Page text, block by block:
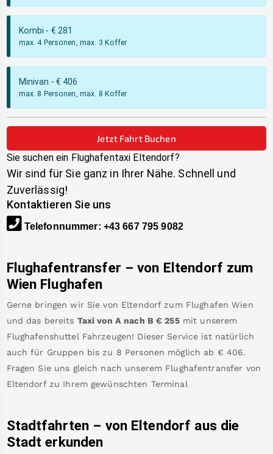
Kombi - € 281
max. 4 Personen, max. 3 Koffer
Minivan - € 406
max. 8 Personen, max. 8 Koffer
Jetzt Fahrt Buchen
Sie suchen ein Flughafentaxi Eltendorf?
Wir sind für Sie ganz in Ihrer Nähe. Schnell und
Zuverlässig!
Kontaktieren Sie uns
Telefonnummer: +43 667 795 9082
Flughafentransfer – von Eltendorf zum
Wien Flughafen
Gerne bringen wir Sie von Eltendorf zum Flughafen Wien
und das bereits Taxi von A nach B €255 mit unserem
Flughafenshuttel Fahrzeugen! Dieser Service ist natürlich
auch für Gruppen bis zu 8 Personen möglich ab € 406.
Fragen Sie uns gleich nach unserem Flughafentransfer von
Eltendorf zu Ihrem gewünschten Terminal
Stadtfahrten – von Eltendorf aus die
Stadt erkunden